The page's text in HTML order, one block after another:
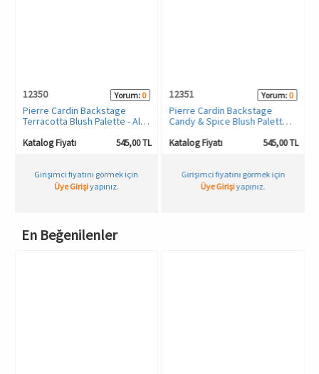
12350 Yorum: 0
Pierre Cardin Backstage
Terracotta Blush Palette - Allık
Katalog Fiyatı 545,00 TL
Girişimci fiyatını görmek için
Üye Girişiyapınız.
12351 Yorum: 0
Pierre Cardin Backstage
Candy & Spice Blush Palette -
Katalog Fiyatı 545,00 TL
Girişimci fiyatını görmek için
Üye Girişiyapınız.
En Beğenilenler